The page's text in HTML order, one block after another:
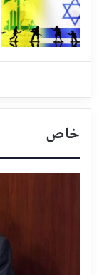
خاص